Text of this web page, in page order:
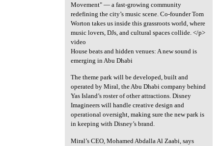
Movement" — a fast-growing community
redefining the city’s music scene. Co-founder Tom
Worton takes us inside this grassroots world, where
music lovers, DJs, and cultural spaces collide. </p>
video
House beats and hidden venues: A new sound is
emerging in Abu Dhabi
The theme park will be developed, built and
operated by Miral, the Abu Dhabi company behind
Yas Island’s roster of other attractions. Disney
Imagineers will handle creative design and
operational oversight, making sure the new park is
in keeping with Disney’s brand.
Miral’s CEO, Mohamed Abdalla Al Zaabi, says